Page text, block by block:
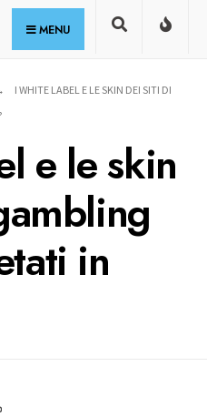
MENU
I WHITE LABEL E LE SKIN DEI SITI DI
e le skin
in